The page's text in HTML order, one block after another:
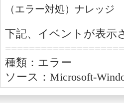
（エラー対処）ナレッ
下記、イベントが表示
種類：エラー
ソース：Microsoft-